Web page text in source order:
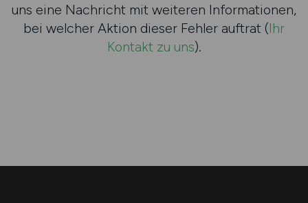
uns eine Nachricht mit weiteren Informationen,
bei welcher Aktion dieser Fehler auftrat (Ihr
Kontakt zu uns).